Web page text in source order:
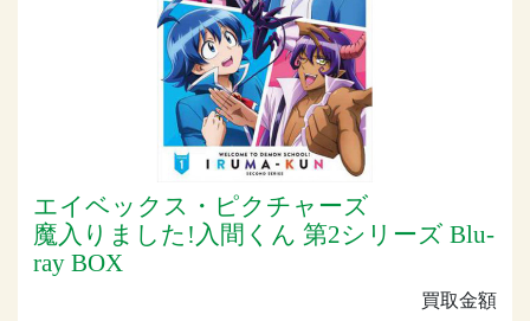
エイベックス・ピクチャーズ
魔入りました!入間くん 第2シリーズ Blu-
ray BOX
買取金額